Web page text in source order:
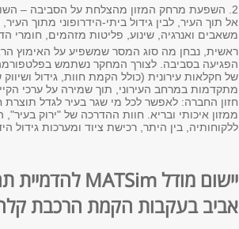
2. השפעת מרחק המזון מהצלחת על הסביבה –
אל תוך העיר, לבין גידול ביתי-הידרופוני מתוך
משאבים ואנרגיה, שינוע, פליטות מזהמים, חומרי
ראשית, נבחן מה סוג המסר שמשפיע על האימוץ
הפגיעה בסביבה. לצורך המחקר נשתמש
של חקלאות עירונית (כולל הקמת חוות, גידול
מתקדמות במרחב העירוני, תוך שמירה על ערכי
חזון החברה: לאפשר לכל מי שגר בעיר לגדל תוצרת
ממזון איכותי ובריא חוות ההדרכה של "ירוק
ללקוחותיה, בין היתר, רכישת ציוד ומערכות גידול
יישום מודלMATSim להדמיית
אביב בעקבות הקמת הרכבת